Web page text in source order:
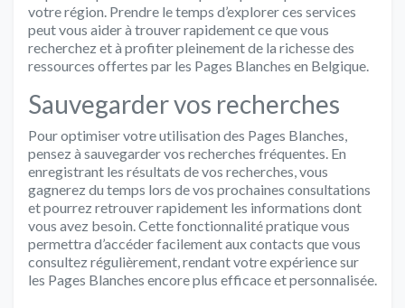
votre région. Prendre le temps d’explorer ces services
peut vous aider à trouver rapidement ce que vous
recherchez et à profiter pleinement de la richesse des
ressources offertes par les Pages Blanches en Belgique.
Sauvegarder vos recherches
Pour optimiser votre utilisation des Pages Blanches,
pensez à sauvegarder vos recherches fréquentes. En
enregistrant les résultats de vos recherches, vous
gagnerez du temps lors de vos prochaines consultations
et pourrez retrouver rapidement les informations dont
vous avez besoin. Cette fonctionnalité pratique vous
permettra d’accéder facilement aux contacts que vous
consultez régulièrement, rendant votre expérience sur
les Pages Blanches encore plus efficace et personnalisée.